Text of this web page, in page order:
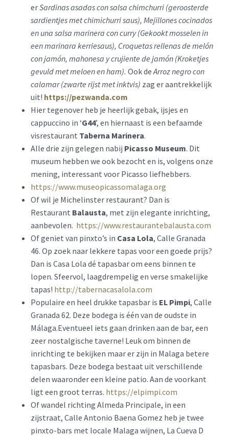
erSardinas asadas con salsa chimchurri (geroosterde
sardientjes met chimichurri saus), Mejillones cocinados
en una salsa marinera con curry (Gekookt mosselen in
een marinara kerriesaus), Croquetas rellenas de melón
con jamón, mahonesa y crujiente de jamón (Kroketjes
gevuld met meloen en ham). Ook de Arroz negro con
calamar (zwarte rijst met inktvis) zag er aantrekkelijk
uit! https://pezwanda.com
Hier tegenover heb je heerlijk gebak, ijsjes en
cappuccino in ‘G44’, en hiernaast is een befaamde
visrestaurant Taberna Marinera.
Alle drie zijn gelegen nabij Picasso Museum. Dit
museum hebben we ook bezocht en is, volgens onze
mening, interessant voor Picasso liefhebbers.
https://www.museopicassomalaga.org
Of wil je Michelinster restaurant? Dan is
Restaurant Balausta, met zijn elegante inrichting,
aanbevolen. https://www.restaurantebalausta.com
Of geniet van pinxto’s in Casa Lola, Calle Granada
46. Op zoek naar lekkere tapas voor een goede prijs?
Dan is Casa Lola dé tapasbar om eens binnen te
lopen. Sfeervol, laagdrempelig en verse smakelijke
tapas! http://tabernacasalola.com
Populaire en heel drukke tapasbar is EL Pimpi, Calle
Granada 62. Deze bodega is één van de oudste in
Málaga.Eventueel iets gaan drinken aan de bar, een
zeer nostalgische taverne! Leuk om binnen de
inrichting te bekijken maar er zijn in Malaga betere
tapasbars. Deze bodega bestaat uit verschillende
delen waaronder een kleine patio. Aan de voorkant
ligt een groot terras. https://elpimpi.com
Of wandel richting Almeda Principale, in een
zijstraat, Calle Antonio Baena Gomez heb je twee
pinxto-bars met locale Malaga wijnen, La Cueva D